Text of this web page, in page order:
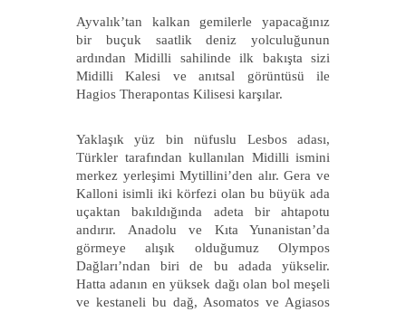
Ayvalık’tan kalkan gemilerle yapacağınız
bir buçuk saatlik deniz yolculuğunun
ardından Midilli sahilinde ilk bakışta sizi
Midilli Kalesi ve anıtsal görüntüsü ile
Hagios Therapontas Kilisesi karşılar.
Yaklaşık yüz bin nüfuslu Lesbos adası,
Türkler tarafından kullanılan Midilli ismini
merkez yerleşimi Mytillini’den alır. Gera ve
Kalloni isimli iki körfezi olan bu büyük ada
uçaktan bakıldığında adeta bir ahtapotu
andırır. Anadolu ve Kıta Yunanistan’da
görmeye alışık olduğumuz Olympos
Dağları’ndan biri de bu adada yükselir.
Hatta adanın en yüksek dağı olan bol meşeli
ve kestaneli bu dağ, Asomatos ve Agiasos